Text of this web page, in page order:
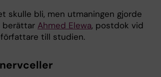
skulle bli, men utmaningen gjorde
berättar Ahmed Elewa, postdok vid
till studien.